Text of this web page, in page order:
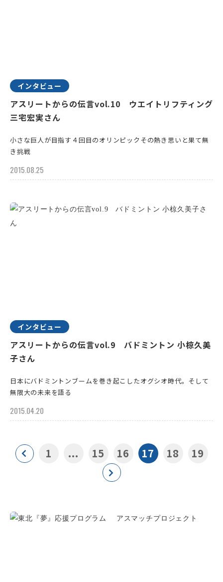
インタビュー
アスリートからの伝言vol.10 ウエイトリフティング
三宅宏実さん
小さな巨人が目指す４回目のオリンピックその熱き思いと果て無
き挑戦
2015.08.25
インタビュー
アスリートからの伝言vol.9 バドミントン 小椋久美
子さん
日本にバドミントンブームを巻き起こしたオグシオ時代。そして
無限大の未来を語る
2015.04.20
1 ... 15 16 17 18 19